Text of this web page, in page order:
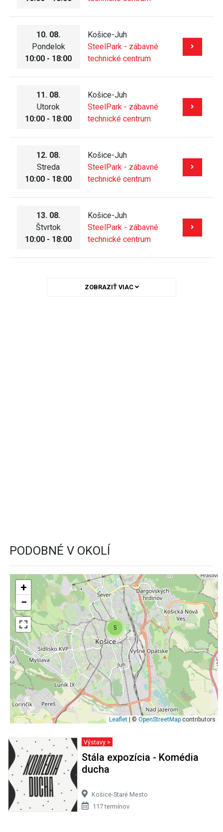
10. 08.
Pondelok
10:00 - 18:00
Košice-Juh
SteelPark - zábavné
technické centrum
11. 08.
Utorok
10:00 - 18:00
Košice-Juh
SteelPark - zábavné
technické centrum
12. 08.
Streda
10:00 - 18:00
Košice-Juh
SteelPark - zábavné
technické centrum
13. 08.
Štvrtok
10:00 - 18:00
Košice-Juh
SteelPark - zábavné
technické centrum
ZOBRAZIŤ VIAC
PODOBNÉ V OKOLÍ
5
+
−
Leaflet | © OpenStreetMap contributors
Výstavy >
Stála expozícia - Komédia
ducha
Košice-Staré Mesto
117 termínov